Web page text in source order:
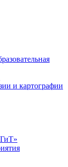
и картографии